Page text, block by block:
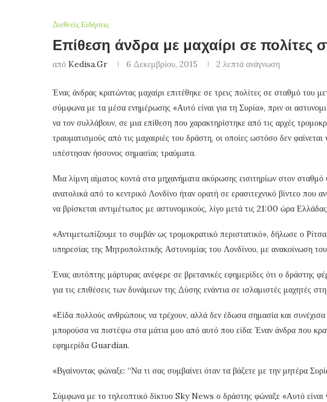
Διεθνείς Ειδήσεις
Επίθεση άνδρα με μαχαίρι σε πολίτες
από Kedisa.gr 6 Δεκεμβρίου, 2015 2 λεπτά ανάγνωση
Ένας άνδρας κρατώντας μαχαίρι επιτέθηκε σε τρεις πολίτες σε σταθμό του
σύμφωνα με τα μέσα ενημέρωσης «Αυτό είναι για τη Συρία», πριν οι
να τον συλλάβουν, σε μια επίθεση που χαρακτηρίστηκε από τις αρχές
τραυματισμούς από τις μαχαιριές του δράστη, οι οποίες ωστόσο δεν
υπέστησαν ήσσονος σημασίας τραύματα.
Μια λίμνη αίματος κοντά στα μηχανήματα ακύρωσης εισιτηρίων στον
ανατολικά από το κεντρικό Λονδίνο ήταν ορατή σε ερασιτεχνικό βίντεο
να βρίσκεται αντιμέτωπος με αστυνομικούς, λίγο μετά τις 21:00 ώρα
«Αντιμετωπίζουμε το συμβάν ως τρομοκρατικό περιστατικό», δήλωσε ο
υπηρεσίας της Μητροπολιτικής Αστυνομίας του Λονδίνου, με ανακοίνωση
Ένας αυτόπτης μάρτυρας ανέφερε σε βρετανικές εφημερίδες ότι ο δράστης
για τις επιθέσεις των δυνάμεων της Δύσης ενάντια σε ισλαμιστές μαχητές
«Είδα πολλούς ανθρώπους να τρέχουν, αλλά δεν έδωσα σημασία και
μπορούσα να πιστέψω στα μάτια μου από αυτό που είδα: Έναν άνδρα που
εφημερίδα Guardian.
«Βγαίνοντας φώναξε: “Να τι σας συμβαίνει όταν τα βάζετε με την μητέρα
Σύμφωνα με το τηλεοπτικό δίκτυο Sky News ο δράστης φώναξε «Αυτό είναι